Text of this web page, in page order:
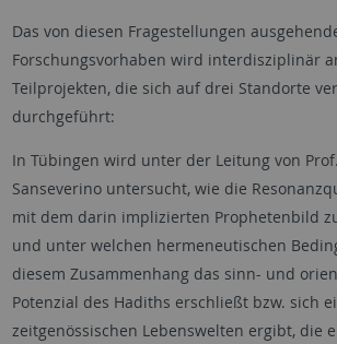
Das von diesen Fragestellungen
Forschungsvorhaben wird interdisziplinär
Teilprojekten, die sich auf drei Standorte
durchgeführt:
In Tübingen wird unter der Leitung von
Sanseverino untersucht, wie die
mit dem darin implizierten Prophetenbild
und unter welchen hermeneutischen
diesem Zusammenhang das sinn- und
Potenzial des Hadiths erschließt bzw. sich
zeitgenössischen Lebenswelten ergibt, die